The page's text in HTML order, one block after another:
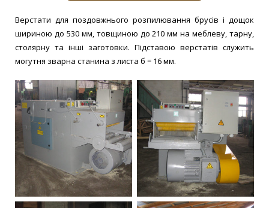
Верстати для поздовжнього розпилювання брусів і дощок
шириною до 530 мм, товщиною до 210 мм на меблеву, тарну,
столярну та інші заготовки. Підставою верстатів служить
могутня зварна станина з листа б = 16 мм.